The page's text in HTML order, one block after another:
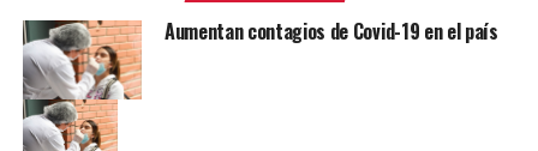
Aumentan contagios de Covid-19 en el país